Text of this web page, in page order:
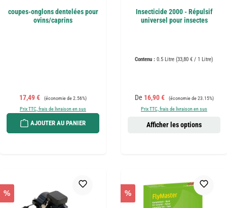
coupes-onglons dentelées pour
ovins/caprins
Prix de vente :
17,49 € Prix régulier :
(économie de 2.56%)
Prix TTC, frais de livraison en sus
AJOUTER AU PANIER
Insecticide 2000 - Répulsif
universel pour insectes
Contenu : 0.5 Litre (33,80 € / 1 Litre)
Prix de vente :
De 16,90 € Prix régulier :
(économie de 23.15%)
Prix TTC, frais de livraison en sus
Afficher les options
% %